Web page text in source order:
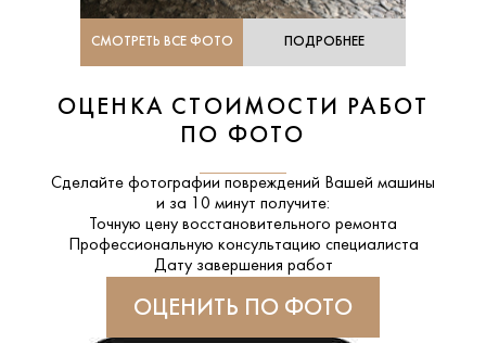
СМОТРЕТЬ ВСЕ ФОТО ПОДРОБНЕЕ
ОЦЕНКА СТОИМОСТИ РАБОТ
ПО ФОТО
Сделайте фотографии повреждений Вашей машины
и за
10 минут получите:
Точную цену восстановительного ремонта
Профессиональную консультацию специалиста
Дату завершения работ
ОЦЕНИТЬ ПО ФОТО